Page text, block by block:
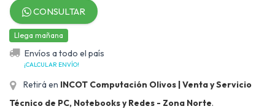
CONSULTAR
Llega mañana
Envíos a todo el país
¡CALCULAR ENVÍO!
Retirá en INCOT Computación Olivos | Venta y Servicio
Técnico de PC, Notebooks y Redes - Zona Norte.